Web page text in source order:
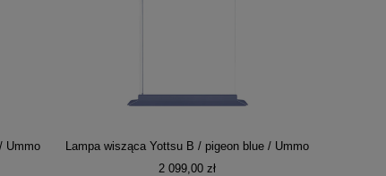
Ummo
Lampa wisząca Yottsu B / pigeon blue / Ummo
2 099,00 zł